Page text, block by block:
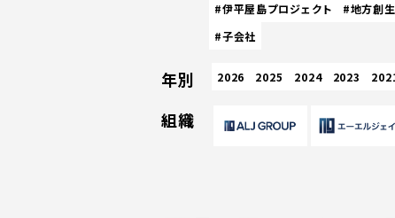
#伊平屋島プロジェクト
#地方創
#子会社
年別 2026 2025 2024 2023
組織